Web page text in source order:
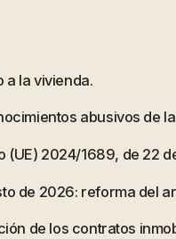
a la vivienda.
abusivos de
2024/1689, de 22
de 2026: reforma del
de los contratos